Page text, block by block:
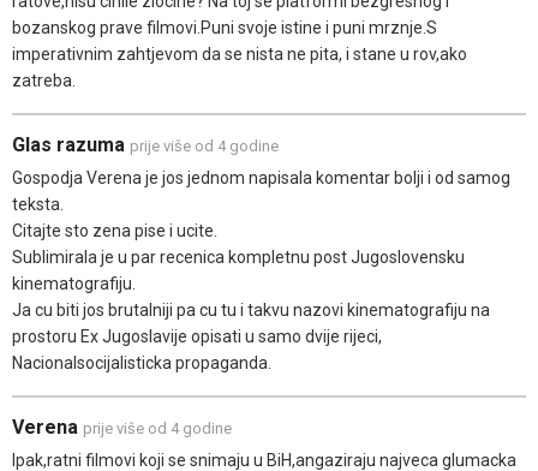
bozanskog prave filmovi.Puni svoje istine i puni mrznje.S
imperativnim zahtjevom da se nista ne pita, i stane u rov,ako
zatreba.
Glas razuma prije više od 4 godine
Gospodja Verena je jos jednom napisala komentar bolji i od samog
teksta.
Citajte sto zena pise i ucite.
Sublimirala je u par recenica kompletnu post Jugoslovensku
kinematografiju.
Ja cu biti jos brutalniji pa cu tu i takvu nazovi kinematografiju na
prostoru Ex Jugoslavije opisati u samo dvije rijeci,
Nacionalsocijalisticka propaganda.
Verena prije više od 4 godine
Ipak,ratni filmovi koji se snimaju u BiH,angaziraju najveca glumacka